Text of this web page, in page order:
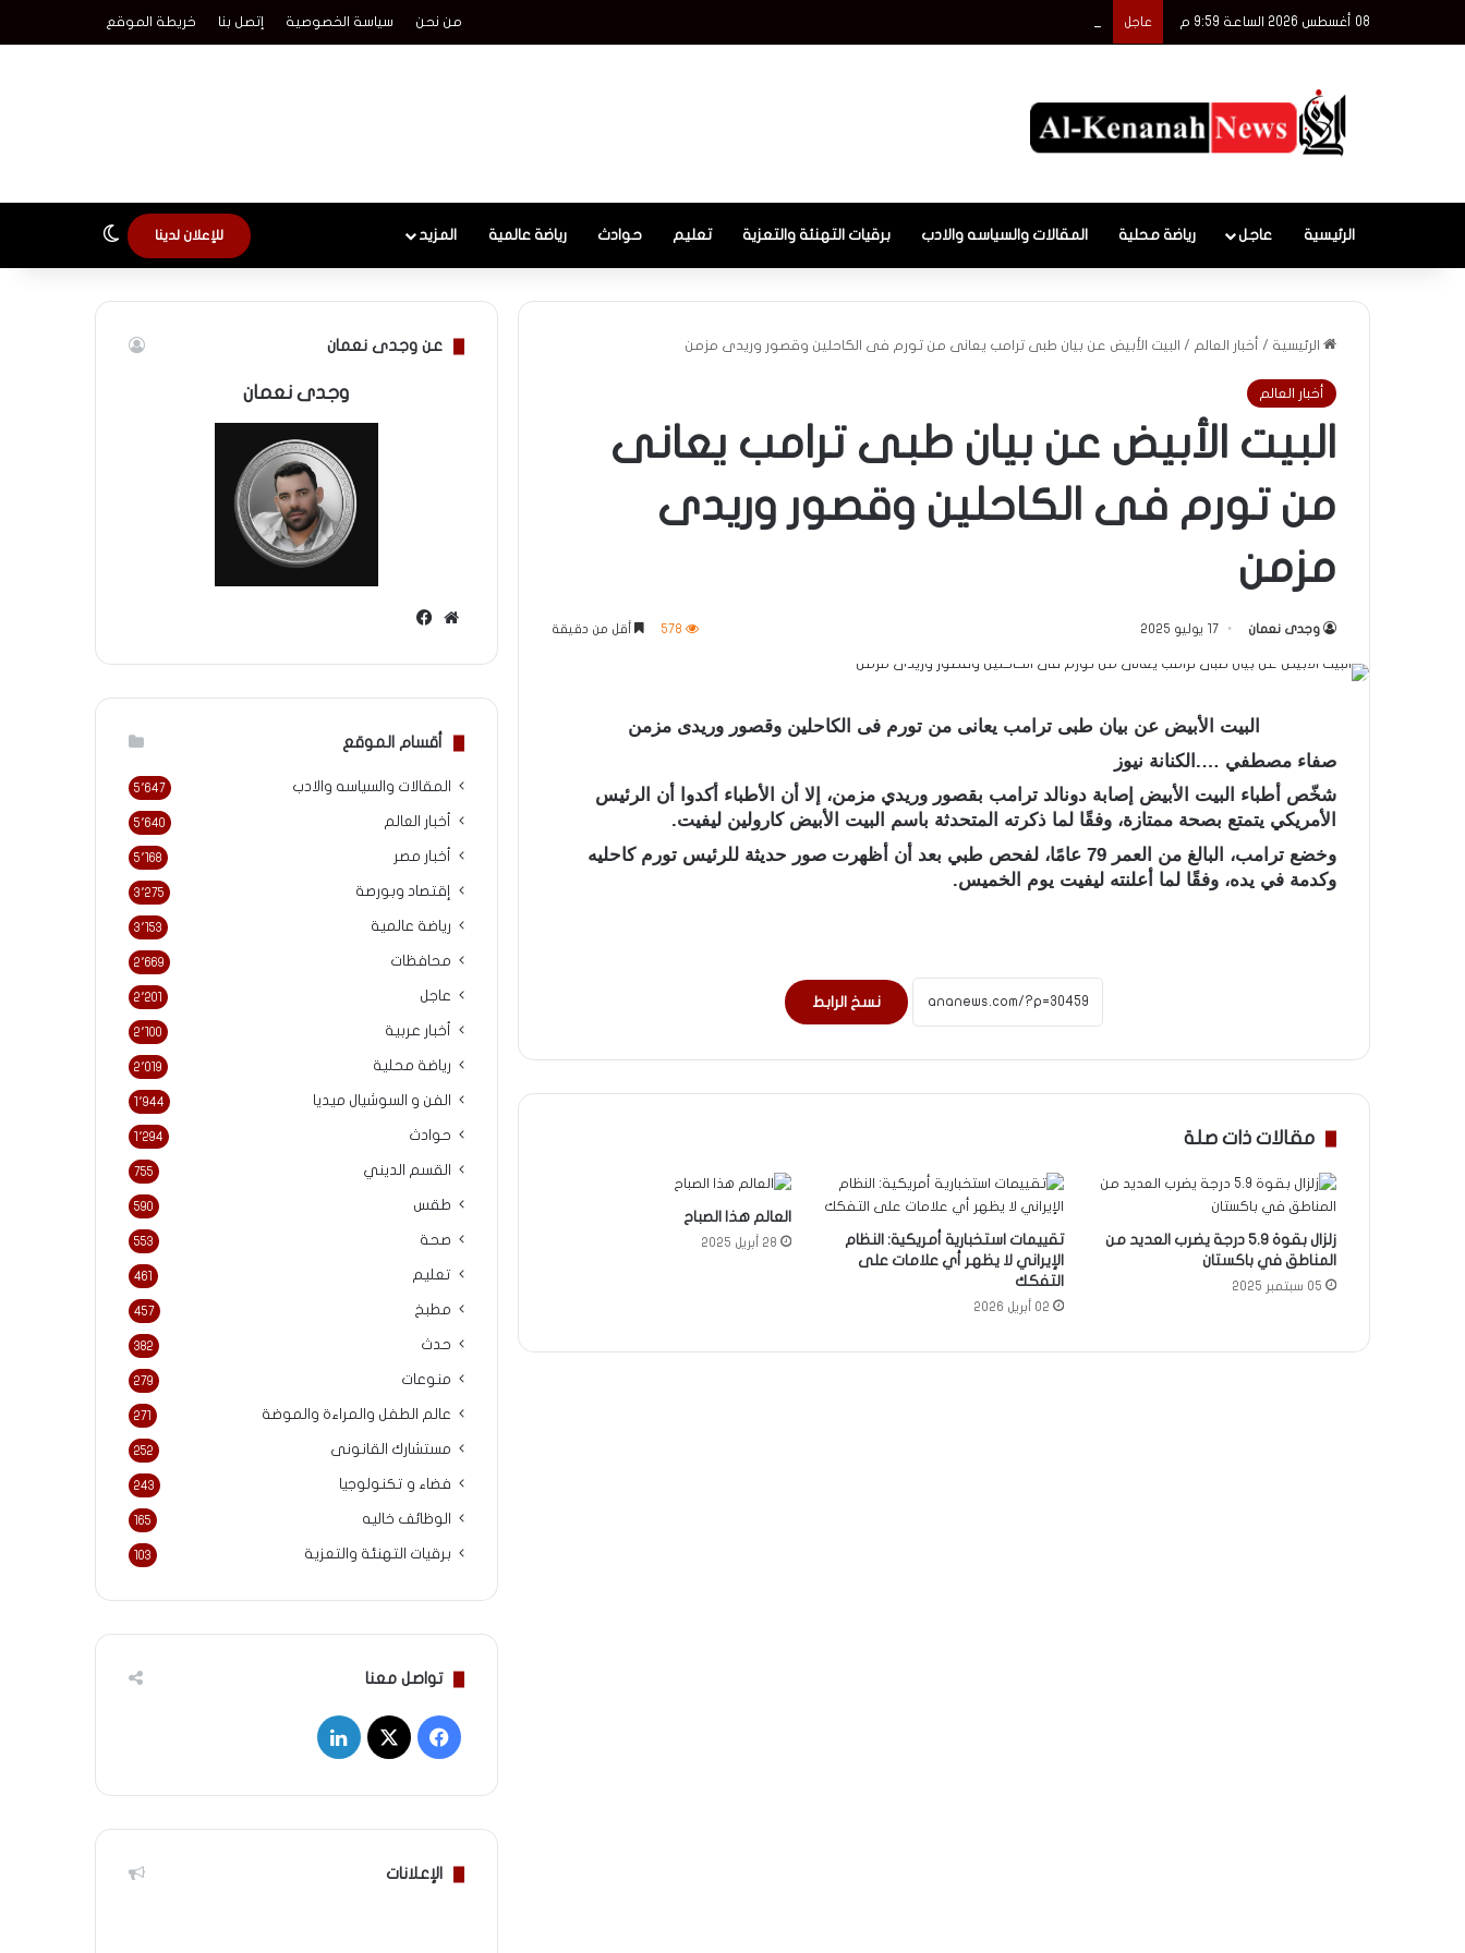
08 أغسطس 2026 الساعة 9:59 م عاجل من نحن سياسة الخصوصية إتصل بنا خريطة الموقع
الرئيسية عاجل رياضة محلية المقالات والسياسه والادب برقيات التهنئة والتعزية تعليم حوادث رياضة عالمية المزيد للإعلان لدينا الوضع المظلم
الرئيسية / أخبار العالم / البيت الأبيض عن بيان طبى ترامب يعانى من تورم فى الكاحلين وقصور وريدى مزمن
أخبار العالم
البيت الأبيض عن بيان طبى ترامب يعانى
من تورم فى الكاحلين وقصور وريدى
مزمن
وجدى نعمان 17 يوليو 2025 578 أقل من دقيقة
البيت الأبيض عن بيان طبى ترامب يعانى من تورم فى الكاحلين وقصور وريدى مزمن
صفاء مصطفي ….الكنانة نيوز
شخّص أطباء البيت الأبيض إصابة دونالد ترامب بقصور وريدي مزمن، إلا أن الأطباء أكدوا أن الرئيس
الأمريكي يتمتع بصحة ممتازة، وفقًا لما ذكرته المتحدثة باسم البيت الأبيض كارولين ليفيت.
وخضع ترامب، البالغ من العمر 79 عامًا، لفحص طبي بعد أن أظهرت صور حديثة للرئيس تورم كاحليه
وكدمة في يده، وفقًا لما أعلنته ليفيت يوم الخميس.
نسخ الرابط
مقالات ذات صلة
زلزال بقوة 5.9 درجة يضرب العديد من
المناطق في باكستان
05 سبتمبر 2025
تقييمات استخبارية أمريكية: النظام
الإيراني لا يظهر أي علامات على
التفكك
02 أبريل 2026
العالم هذا الصباح
28 أبريل 2025
عن وجدى نعمان
وجدى نعمان
موقع
أقسام الموقع
المقالات والسياسه والادب 5٬647
أخبار العالم 5٬640
أخبار مصر 5٬168
إقتصاد وبورصة 3٬275
رياضة عالمية 3٬153
محافظات 2٬669
عاجل 2٬201
أخبار عربية 2٬100
رياضة محلية 2٬019
الفن و السوشيال ميديا 1٬944
حوادث 1٬294
القسم الديني 755
طقس 590
صحة 553
تعليم 461
مطبخ 457
حدث 382
منوعات 279
عالم الطفل والمراءة والموضة 271
مستشارك القانونى 252
فضاء و تكنولوجيا 243
الوظائف خاليه 165
برقيات التهنئة والتعزية 103
تواصل معنا
فيسبوك
‫X لينكدإن
الإعلانات